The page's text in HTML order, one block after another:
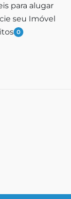
para alugar
seu Imóvel
0